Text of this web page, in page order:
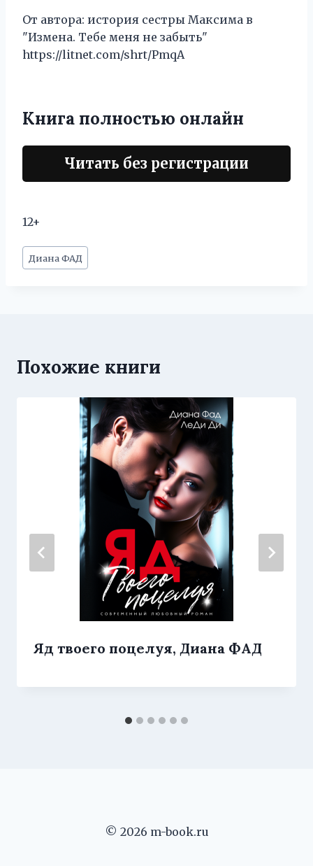
От автора: история сестры Максима в
"Измена. Тебе меня не забыть"
https://litnet.com/shrt/PmqA
Книга полностью онлайн
Читать без регистрации
12+
Метки
записи:
Диана ФАД
Похожие книги
Яд твоего поцелуя, Диана ФАД
© 2026 m-book.ru